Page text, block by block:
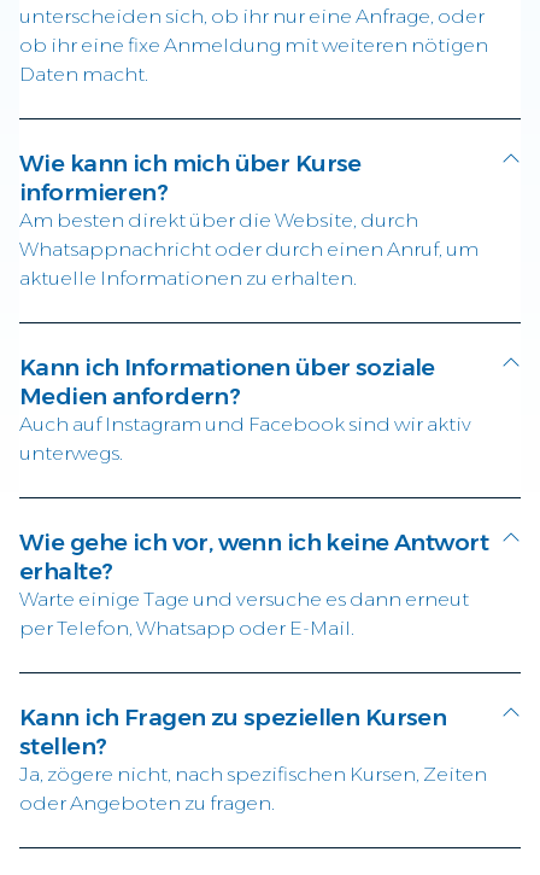
unterscheiden sich, ob ihr nur eine Anfrage, oder
ob ihr eine fixe Anmeldung mit weiteren nötigen
Daten macht.
Wie kann ich mich über Kurse
informieren?
Am besten direkt über die Website, durch
Whatsappnachricht oder durch einen Anruf, um
aktuelle Informationen zu erhalten.
Kann ich Informationen über soziale
Medien anfordern?
Auch auf Instagram und Facebook sind wir aktiv
unterwegs.
Wie gehe ich vor, wenn ich keine Antwort
erhalte?
Warte einige Tage und versuche es dann erneut
per Telefon, Whatsapp oder E-Mail.
Kann ich Fragen zu speziellen Kursen
stellen?
Ja, zögere nicht, nach spezifischen Kursen, Zeiten
oder Angeboten zu fragen.